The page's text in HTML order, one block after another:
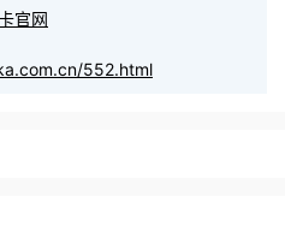
官网
552.html